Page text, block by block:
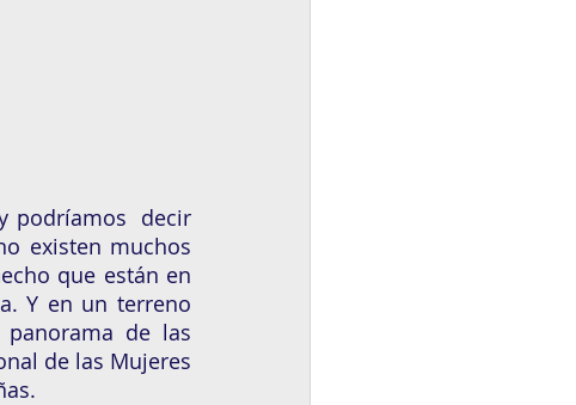
podríamos  decir
existen muchos
que están en
Y en un terreno
de las
de las Mujeres